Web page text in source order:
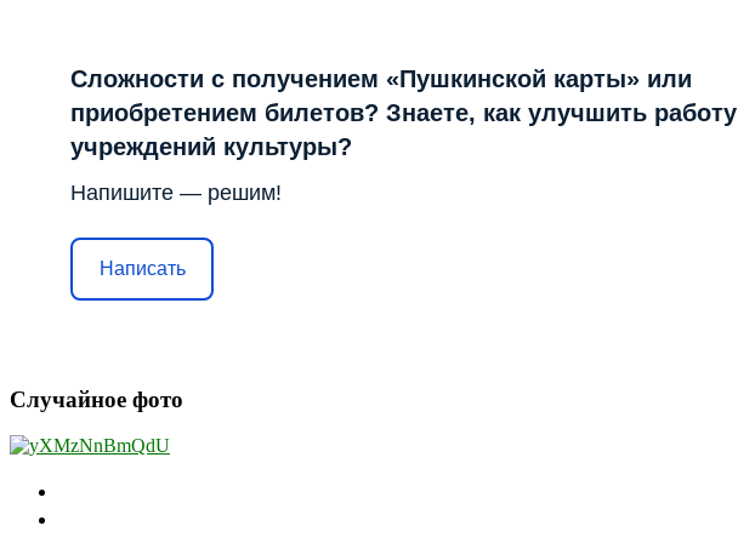
Сложности с получением «Пушкинской карты» или
приобретением билетов? Знаете, как улучшить работу
учреждений культуры?
Напишите — решим!
Написать
Случайное фото